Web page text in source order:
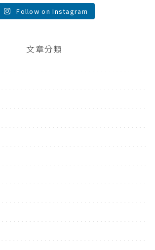
Follow on Instagram
文章分類